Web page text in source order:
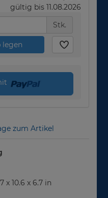
gültig bis 11.08.2026
Stk.
legen
zum Artikel
x 10.6 x 6.7 in